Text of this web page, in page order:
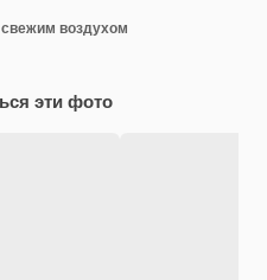
воздухом
эти фото